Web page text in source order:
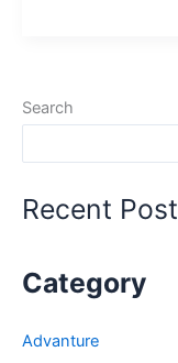
की
Tourist
Search
Recent Post
Category
Advanture